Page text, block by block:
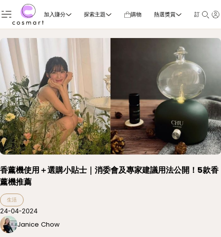
加入賺分 探索主題 購物 熱選獎賞 訂閱雜誌
香薰機使用＋選購小貼士｜消委會及專家建議用法公開！5款香
薰機推薦
生活
24-04-2024
Janice Chow